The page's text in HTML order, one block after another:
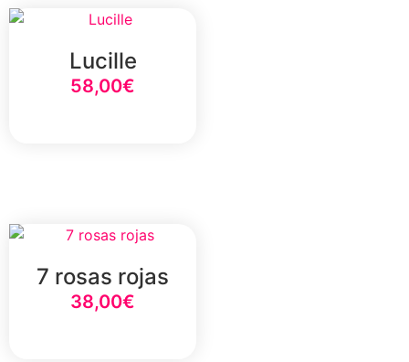
Lucille
58,00€
7 rosas rojas
38,00€